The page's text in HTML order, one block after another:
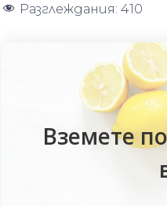
Разглеждания: 410
Вземете